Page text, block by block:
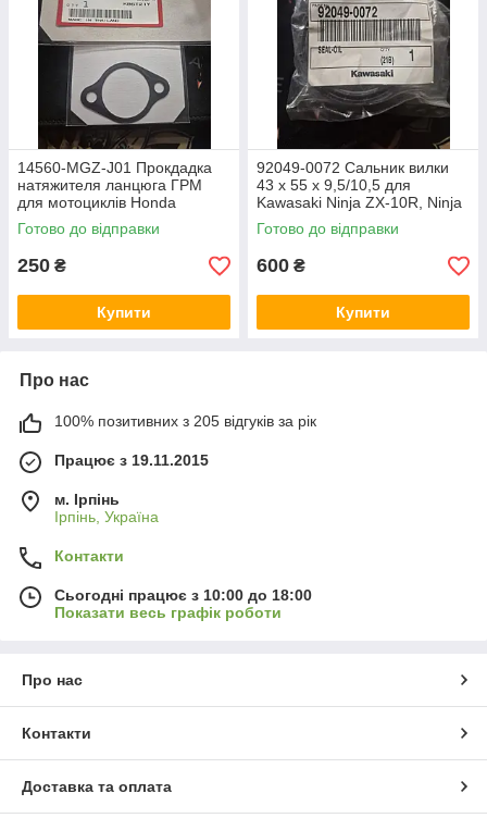
14560-MGZ-J01 Прокдадка
натяжителя ланцюга ГРМ
для мотоциклів Honda
CB500, Honda CBR500,
Honda Rebel CMX500
Готово до відправки
250 ₴
Купити
92049-0072 Сальник вилки
43 x 55 x 9,5/10,5 для
Kawasaki Ninja ZX-10R, Ninja
H2 Carbon, Kawasaki Ninja
H2, Kawasaki Ninja H2R
Готово до відправки
600 ₴
Купити
Про нас
100% позитивних з 205 відгуків за рік
Працює з 19.11.2015
м. Ірпінь
Ірпінь, Україна
Контакти
Сьогодні працює з 10:00 до 18:00
Показати весь графік роботи
Про нас
Контакти
Доставка та оплата